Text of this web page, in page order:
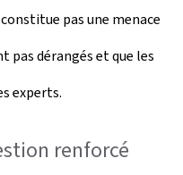
pas une menace
pas dérangés et que les
experts.
renforcé